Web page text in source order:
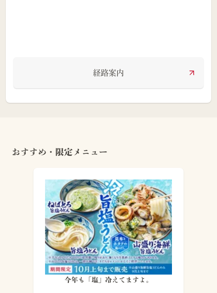
経路案内
おすすめ・限定メニュー
今年も「塩」冷えてますよ。